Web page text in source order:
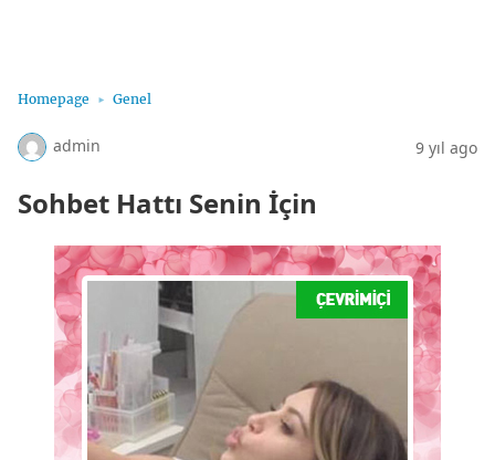
Homepage Genel
admin 9 yıl ago
Sohbet Hattı Senin İçin